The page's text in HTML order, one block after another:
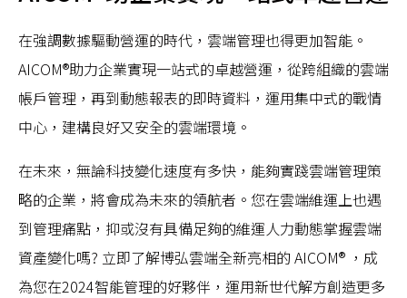
在強調數據驅動營運的時代，雲端管理也得更加智能。
AICOM®助力企業實現一站式的卓越營運，從跨組織的雲端
帳戶管理，再到動態報表的即時資料，運用集中式的戰情
中心，建構良好又安全的雲端環境。
在未來，無論科技變化速度有多快，能夠實踐雲端管理策
略的企業，將會成為未來的領航者。您在雲端維運上也遇
到管理痛點，抑或沒有具備足夠的維運人力動態掌握雲端
資產變化嗎? 立即了解博弘雲端全新亮相的 AICOM® ，成
為您在2024智能管理的好夥伴，運用新世代解方創造更多